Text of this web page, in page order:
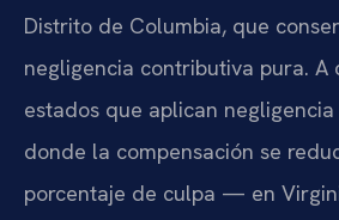
Distrito de Columbia, que
negligencia contributiva pura. A
estados que aplican
donde la compensación se
porcentaje de culpa — en